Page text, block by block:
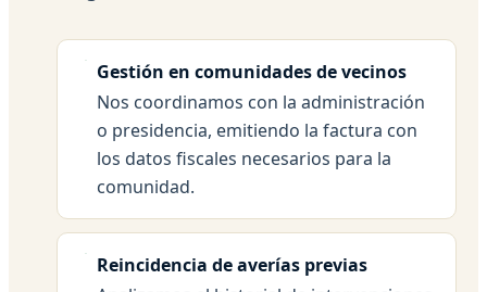
Gestión en comunidades de vecinos
Nos coordinamos con la administración
o presidencia, emitiendo la factura con
los datos fiscales necesarios para la
comunidad.
Reincidencia de averías previas